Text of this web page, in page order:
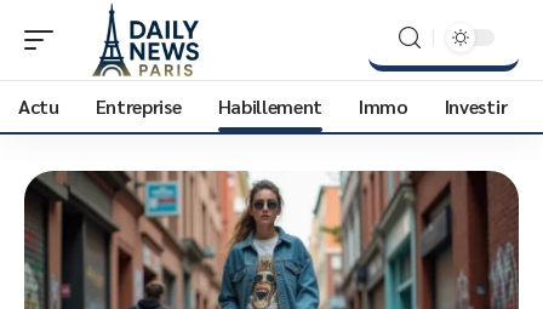
Actu Entreprise Habillement Immo Investir